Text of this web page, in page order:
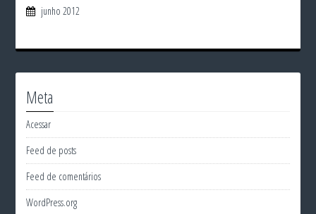
junho 2012
Meta
Acessar
Feed de posts
Feed de comentários
WordPress.org